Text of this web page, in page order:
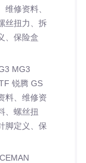
维修资料、
丝扭力、拆
、保险盒
MG3
锐腾 GS
料、维修资
、螺丝扭
脚定义、保